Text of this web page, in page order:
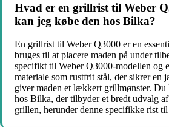
Hvad er en grillrist til Weber
kan jeg købe den hos Bilka?
En grillrist til Weber Q3000 er en
bruges til at placere maden på under
specifikt til Weber Q3000-modellen og
materiale som rustfrit stål, der sikrer en
giver maden et lækkert grillmønster.
hos Bilka, der tilbyder et bredt udvalg
grillen, herunder denne specifikke rist